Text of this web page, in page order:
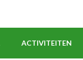
ACTIVITEITEN